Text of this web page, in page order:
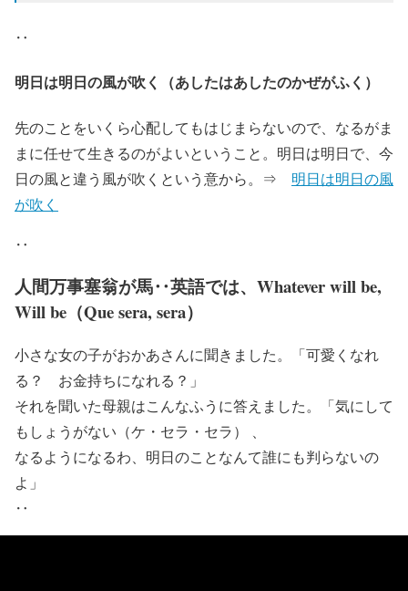
‥
明日は明日の風が吹く（あしたはあしたのかぜがふく）
先のことをいくら心配してもはじまらないので、なるがま
まに任せて生きるのがよいということ。明日は明日で、今
日の風と違う風が吹くという意から。⇒ 明日は明日の風
が吹く
‥
人間万事塞翁が馬‥英語では、Whatever will be,
Will be（Que sera, sera）
小さな女の子がおかあさんに聞きました。「可愛くなれ
る？ お金持ちになれる？」
それを聞いた母親はこんなふうに答えました。「気にして
もしょうがない（ケ・セラ・セラ） 、
なるようになるわ、明日のことなんて誰にも判らないの
よ」
‥